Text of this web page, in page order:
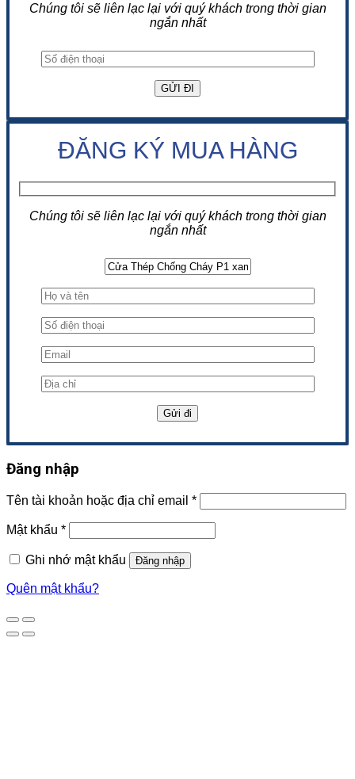
Chúng tôi sẽ liên lạc lại với quý khách trong thời gian
ngắn nhất
ĐĂNG KÝ MUA HÀNG
Chúng tôi sẽ liên lạc lại với quý khách trong thời gian
ngắn nhất
Đăng nhập
Tên tài khoản hoặc địa chỉ email *
Mật khẩu *
Ghi nhớ mật khẩu Đăng nhập
Quên mật khẩu?